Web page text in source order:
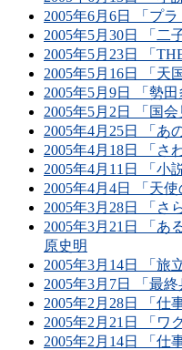
2005年6月6日 「プ
2005年5月30日 「二
2005年5月23日 「
2005年5月16日 「天
2005年5月9日 「勢
2005年5月2日 「国
2005年4月25日 「あ
2005年4月18日 「さ
2005年4月11日 「小
2005年4月4日 「天
2005年3月28日 「さ
2005年3月21日 「あ
原史明
2005年3月14日 「旅
2005年3月7日 「最
2005年2月28日 「仕
2005年2月21日 「ワ
2005年2月14日 「仕